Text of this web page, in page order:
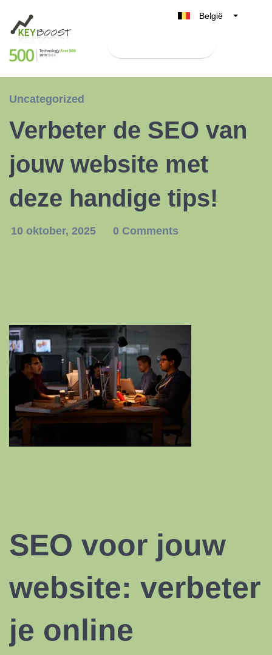
België
Nederland
España
Uncategorized
Verbeter de SEO van
jouw website met
deze handige tips!
10 oktober, 2025 0 Comments
SEO voor jouw
website: verbeter
je online